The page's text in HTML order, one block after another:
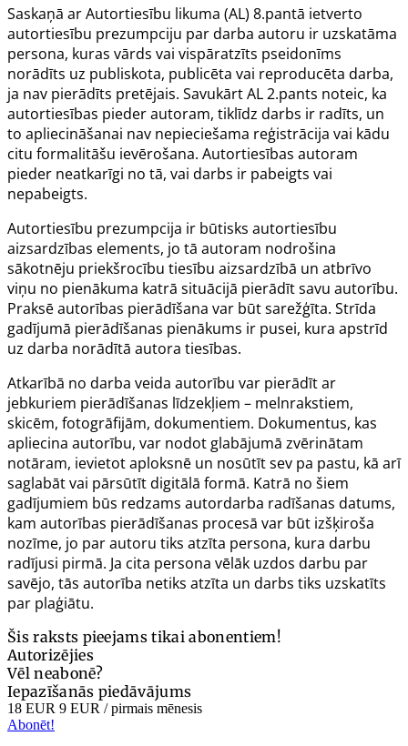
Saskaņā ar Autortiesību likuma (AL) 8.pantā ietverto
autortiesību prezumpciju par darba autoru ir uzskatāma
persona, kuras vārds vai vispāratzīts pseidonīms
norādīts uz publiskota, publicēta vai reproducēta darba,
ja nav pierādīts pretējais. Savukārt AL 2.pants noteic, ka
autortiesības pieder autoram, tiklīdz darbs ir radīts, un
to apliecināšanai nav nepieciešama reģistrācija vai kādu
citu formalitāšu ievērošana. Autortiesības autoram
pieder neatkarīgi no tā, vai darbs ir pabeigts vai
nepabeigts.
Autortiesību prezumpcija ir būtisks autortiesību
aizsardzības elements, jo tā autoram nodrošina
sākotnēju priekšrocību tiesību aizsardzībā un atbrīvo
viņu no pienākuma katrā situācijā pierādīt savu autorību.
Praksē autorības pierādīšana var būt sarežģīta. Strīda
gadījumā pierādīšanas pienākums ir pusei, kura apstrīd
uz darba norādītā autora tiesības.
Atkarībā no darba veida autorību var pierādīt ar
jebkuriem pierādīšanas līdzekļiem – melnrakstiem,
skicēm, fotogrāfijām, dokumentiem. Dokumentus, kas
apliecina autorību, var nodot glabājumā zvērinātam
notāram, ievietot aploksnē un nosūtīt sev pa pastu, kā arī
saglabāt vai pārsūtīt digitālā formā. Katrā no šiem
gadījumiem būs redzams autordarba radīšanas datums,
kam autorības pierādīšanas procesā var būt izšķiroša
nozīme, jo par autoru tiks atzīta persona, kura darbu
radījusi pirmā. Ja cita persona vēlāk uzdos darbu par
savējo, tās autorība netiks atzīta un darbs tiks uzskatīts
par plaģiātu.
Šis raksts pieejams tikai abonentiem!
Autorizējies
Vēl neabonē?
Iepazīšanās piedāvājums
18 EUR 9 EUR / pirmais mēnesis
Abonēt!